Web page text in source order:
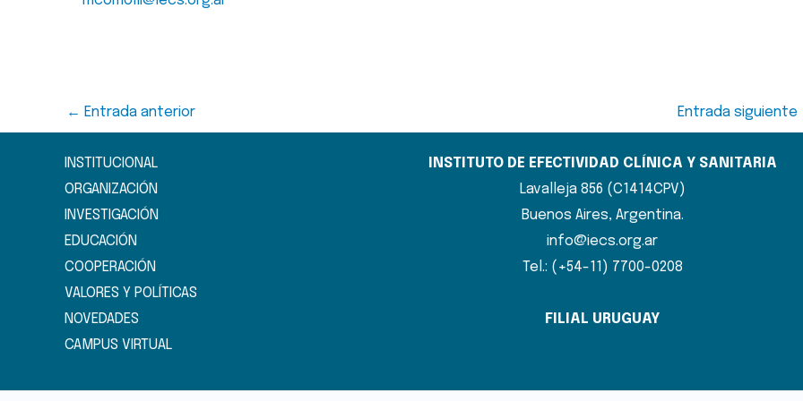
← Entrada anterior Entrada siguiente
INSTITUCIONAL
ORGANIZACIÓN
INVESTIGACIÓN
EDUCACIÓN
COOPERACIÓN
VALORES Y POLÍTICAS
NOVEDADES
CAMPUS VIRTUAL
INSTITUTO DE EFECTIVIDAD CLÍNICA Y SANITARIA
Lavalleja 856 (C1414CPV)
Buenos Aires, Argentina.
info@iecs.org.ar
Tel.: (+54-11) 7700-0208
FILIAL URUGUAY